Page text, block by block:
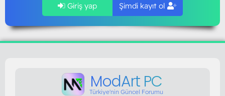
Giriş yap Şimdi kayıt ol
ModArt PC
Türkiye'nin Güncel Forumu